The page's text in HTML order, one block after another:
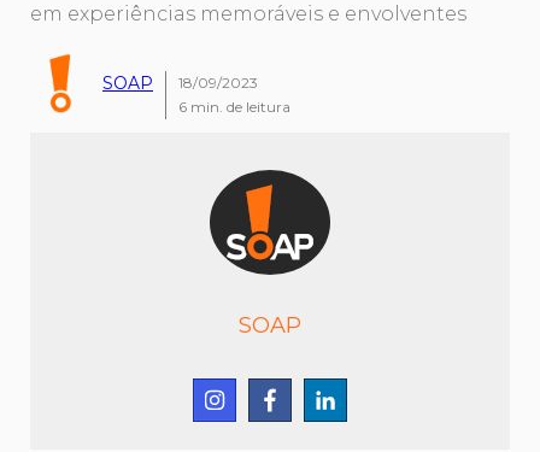
em experiências memoráveis e envolventes
SOAP
18/09/2023
6 min. de leitura
SOAP